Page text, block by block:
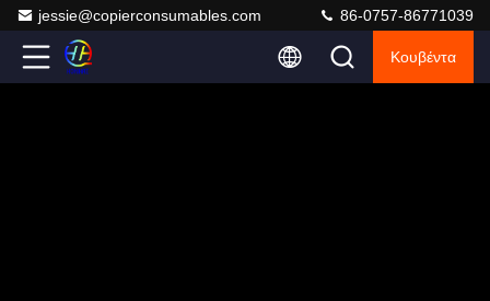
jessie@copierconsumables.com 86-0757-86771039
Κουβέντα